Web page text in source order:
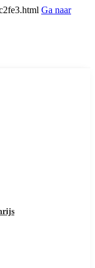
Ga naar